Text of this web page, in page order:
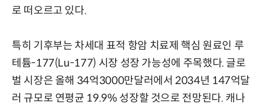
로 떠오르고 있다.
특히 기후부는 차세대 표적 항암 치료제 핵심 원료인 루
테튬-177(Lu-177) 시장 성장 가능성에 주목했다. 글로
벌 시장은 올해 34억3000만달러에서 2034년 147억달
러 규모로 연평균 19.9% 성장할 것으로 전망된다. 캐나